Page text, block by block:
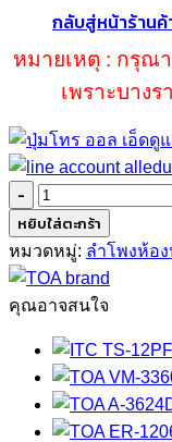
กลับสู่หน้าร้านค้
หมายเหตุ : กรุณ
เพราะบาง
จำนวน
TOA
F-
2000B
ชิ้น
หยิบใส่ตะกร้า
หมวดหมู่: ลำโพงห้อ
คุณอาจสนใจ